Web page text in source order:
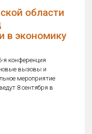
области
в экономику
я конференция
вызовы и
мероприятие
8 сентября в